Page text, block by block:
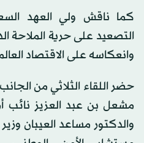
كما ناقش ولي العهد
التصعيد على حرية الملاحة
وانعكاسه على الاقتصاد
حضر اللقاء الثلاثي من
مشعل بن عبد العزيز نائب
والدكتور مساعد العيبان